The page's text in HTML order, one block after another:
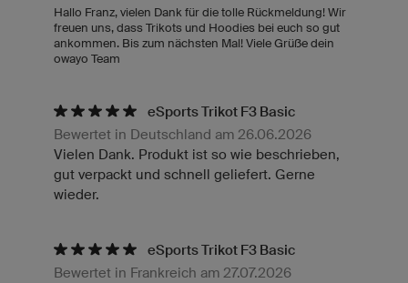
Hallo Franz, vielen Dank für die tolle Rückmeldung! Wir
freuen uns, dass Trikots und Hoodies bei euch so gut
ankommen. Bis zum nächsten Mal! Viele Grüße dein
owayo Team
eSports Trikot F3 Basic
Bewertet in Deutschland am 26.06.2026
Vielen Dank. Produkt ist so wie beschrieben,
gut verpackt und schnell geliefert. Gerne
wieder.
eSports Trikot F3 Basic
Bewertet in Frankreich am 27.07.2026